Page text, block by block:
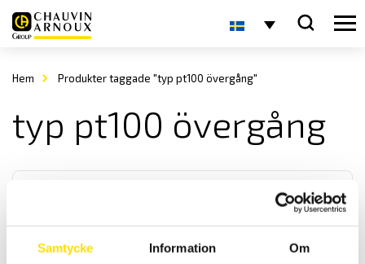
Samtycke Information Om
Hem Produkter taggade "typ pt100 övergång"
typ pt100 övergång